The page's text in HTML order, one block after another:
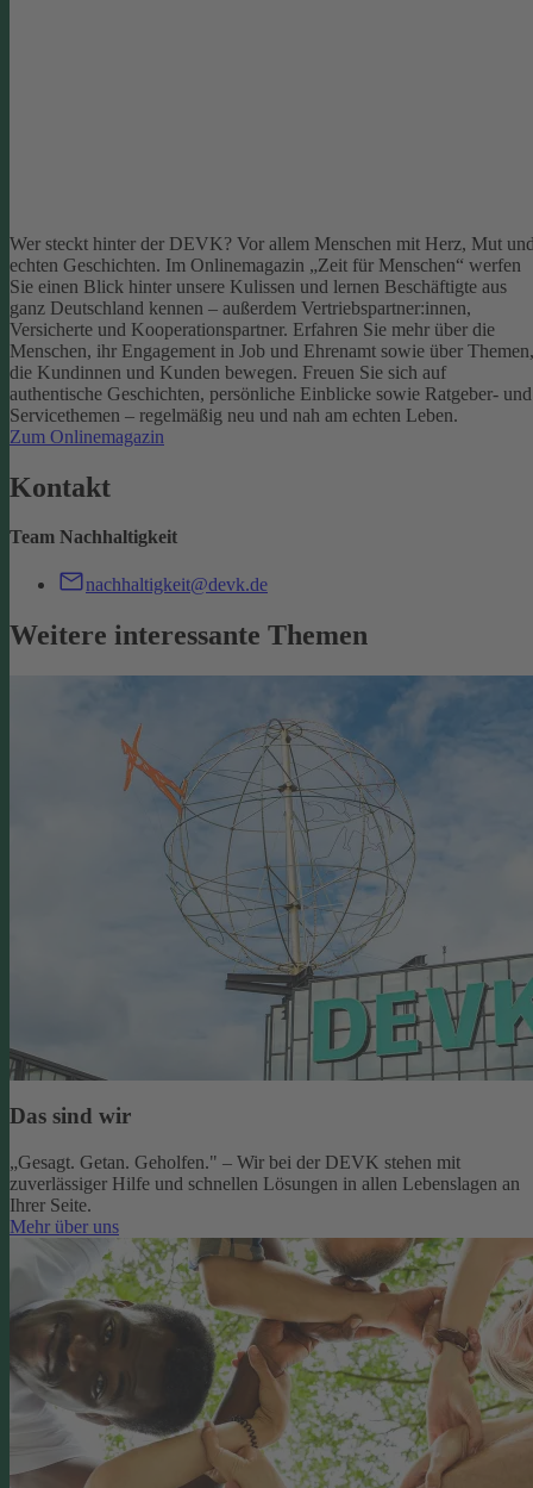
Wer steckt hinter der DEVK? Vor allem Menschen mit Herz, Mut
echten Geschichten. Im Onlinemagazin „Zeit für Menschen“ werfen
Sie einen Blick hinter unsere Kulissen und lernen Beschäftigte aus
ganz Deutschland kennen – außerdem Vertriebspartner:innen,
Versicherte und Kooperationspartner. Erfahren Sie mehr über die
Menschen, ihr Engagement in Job und Ehrenamt sowie über Themen,
die Kundinnen und Kunden bewegen. Freuen Sie sich auf
authentische Geschichten, persönliche Einblicke sowie Ratgeber- und
Servicethemen – regelmäßig neu und nah am echten Leben.
Zum Onlinemagazin
Kontakt
Team Nachhaltigkeit
nachhaltigkeit@devk.de
Weitere interessante Themen
Das sind wir
„Gesagt. Getan. Geholfen." – Wir bei der DEVK stehen mit
zuverlässiger Hilfe und schnellen Lösungen in allen Lebenslagen an
Ihrer Seite.
Mehr über uns